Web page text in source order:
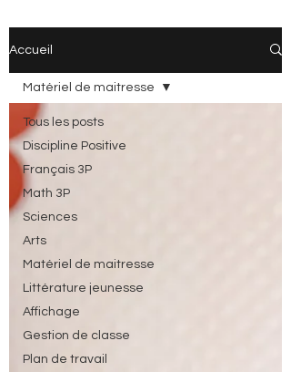
Accueil
Tous les posts
Discipline Positive
Français 3P
Math 3P
Sciences
Arts
Matériel de maitresse
Littérature jeunesse
Affichage
Gestion de classe
Plan de travail
Matériel de maitresse